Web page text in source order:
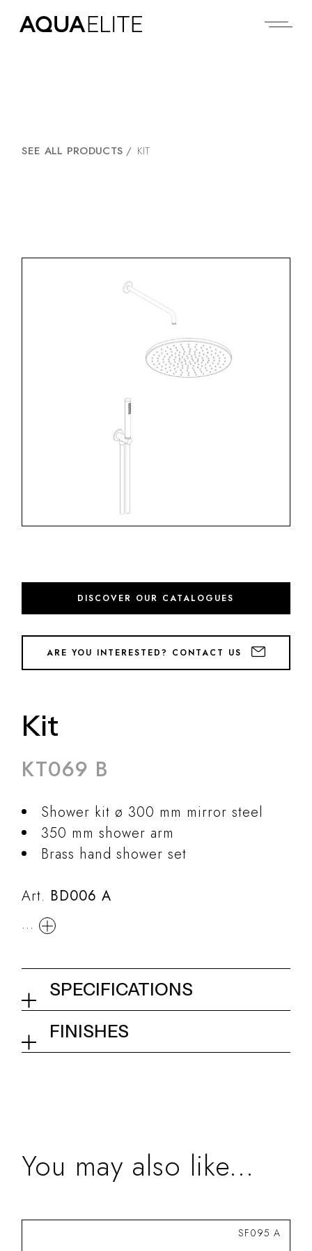
SEE ALL PRODUCTS / KIT
DISCOVER OUR CATALOGUES
ARE YOU INTERESTED? CONTACT US
Kit
KT069 B
Shower kit ø 300 mm mirror steel
350 mm shower arm
Brass hand shower set
Art. BD006 A
...
SPECIFICATIONS
Kit
FINISHES
You may also like...
SF095 A